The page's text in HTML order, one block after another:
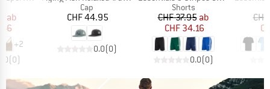
Preis
ab
+2
(0)
Produktgruppe
Cap
Preis
CHF 44.95
0.0(0)
Produktgruppe
Shorts
Preis
CHF 37.95reduzierter Preis
ab
CHF 34.16
0.0(0)